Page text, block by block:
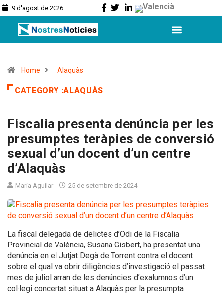
9 d'agost de 2026
Home Alaquàs
CATEGORY :ALAQUÀS
Fiscalia presenta denúncia per les
presumptes teràpies de conversió
sexual d’un docent d’un centre
d’Alaquàs
María Aguilar 25 de setembre de 2024
La fiscal delegada de delictes d’Odi de la Fiscalia
Provincial de València, Susana Gisbert, ha presentat una
denúncia en el Jutjat Degà de Torrent contra el docent
sobre el qual va obrir diligències d’investigació el passat
mes de juliol arran de les denúncies d’exalumnos d’un
col·legi concertat situat a Alaquàs per la presumpta